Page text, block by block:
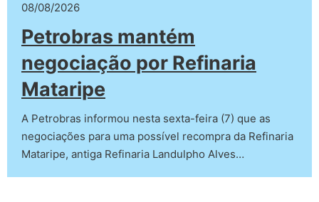
08/08/2026
Petrobras mantém
negociação por Refinaria
Mataripe
A Petrobras informou nesta sexta-feira (7) que as
negociações para uma possível recompra da Refinaria
Mataripe, antiga Refinaria Landulpho Alves…